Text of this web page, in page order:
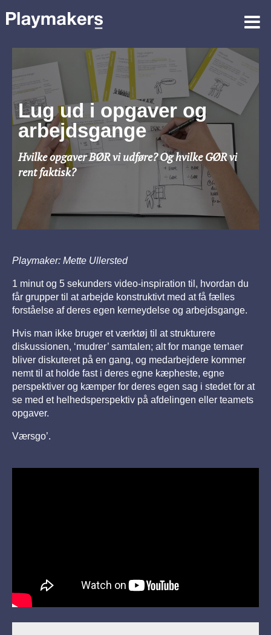
Lug ud i opgaver og
arbejdsgange
Hvilke opgaver BØR vi udføre?Og hvilke GØR vi
rent faktisk?
Playmaker: Mette Ullersted
1 minut og 5 sekunders video-inspiration til, hvordan du
får grupper til at arbejde konstruktivt med at få fælles
forståelse af deres egen kerneydelse og arbejdsgange.
Hvis man ikke bruger et værktøj til at strukturere
diskussionen, ‘mudrer’ samtalen; alt for mange temaer
bliver diskuteret på en gang, og medarbejdere kommer
nemt til at holde fast i deres egne kæpheste, egne
perspektiver og kæmper for deres egen sag i stedet for at
se med et helhedsperspektiv på afdelingen eller teamets
opgaver.
Værsgo’.